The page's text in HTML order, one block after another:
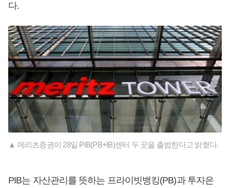
다.
▲ 메리츠증권이 28일 PIB(PB+IB)센터 두 곳을 출범한다고 밝혔다.
PIB는 자산관리를 뜻하는 프라이빗뱅킹(PB)과 투자은